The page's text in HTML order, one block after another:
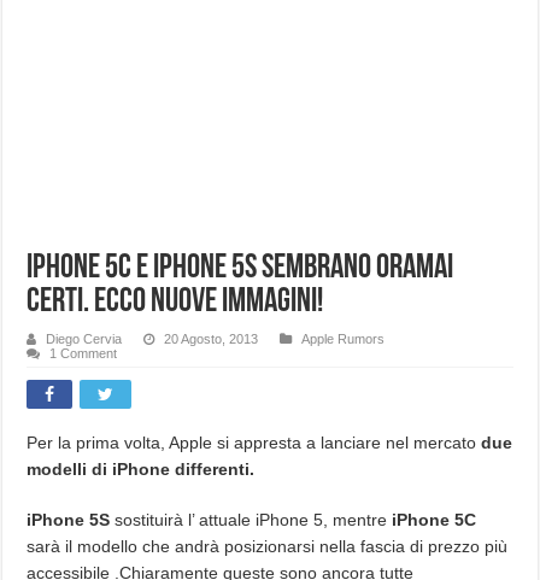
iPhone 5C e iPhone 5S sembrano oramai
certi. Ecco nuove immagini!
Diego Cervia 20 Agosto, 2013
Apple Rumors
1 Comment
Per la prima volta, Apple si appresta a lanciare nel mercatodue
modelli di iPhone differenti.
iPhone 5S sostituirà l’ attuale iPhone 5, mentre iPhone 5C
sarà il modello che andrà posizionarsi nella fascia di prezzo più
accessibile .Chiaramente queste sono ancora tutte